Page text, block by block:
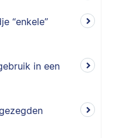
“enkele”
in een